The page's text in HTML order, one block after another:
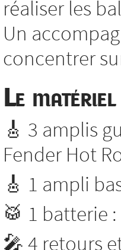
réaliser les
Un
concentrer
Le matériel
🎸 3 amplis
Fender Hot
🎸 1 ampli
🥁 1 batterie
🎤 4 retours